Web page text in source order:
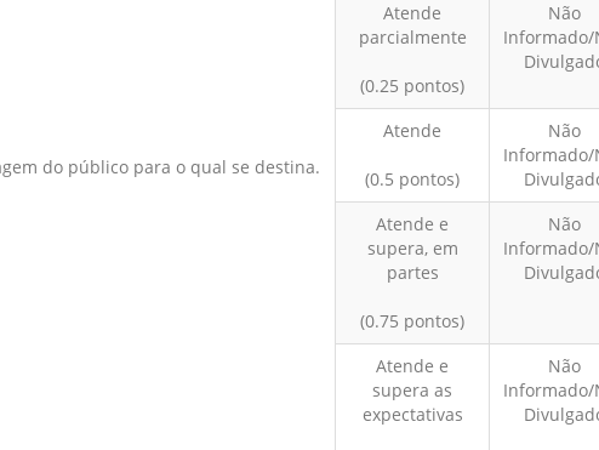
do público para o qual se destina.
Atende
parcialmente
(0.25 pontos)
Não
Informado/
Atende
(0.5 pontos)
Não
Informado/
Atende e
supera, em
partes
(0.75 pontos)
Não
Informado/
Atende e
supera as
expectativas
Não
Informado/